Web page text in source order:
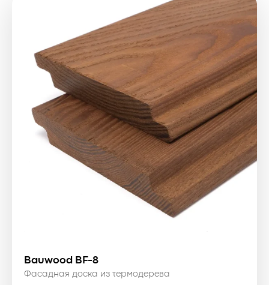
Bauwood BF-8
Фасадная доска из термодерева